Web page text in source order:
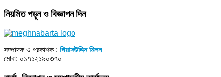
নিয়মিত পড়ুন ও বিজ্ঞাপন দিন
সম্পাদক ও প্রকাশক : গিয়াসউদ্দিন মিলন
মোবা: ০১৭১২১৯০৩৭০